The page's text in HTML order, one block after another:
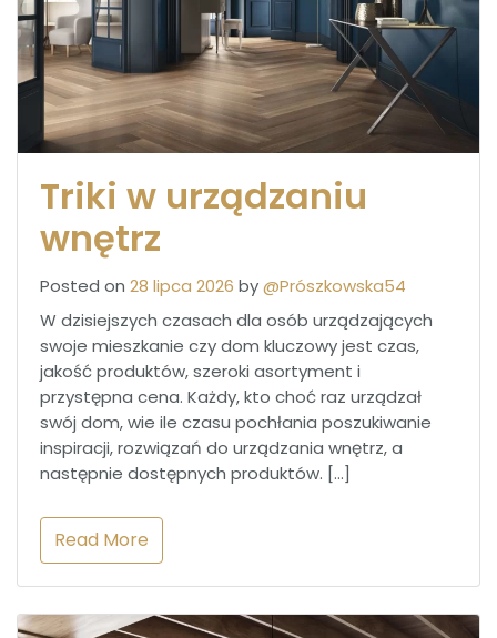
Triki w urządzaniu
wnętrz
Posted on 28 lipca 2026 by@Prószkowska54
W dzisiejszych czasach dla osób urządzających
swoje mieszkanie czy dom kluczowy jest czas,
jakość produktów, szeroki asortyment i
przystępna cena. Każdy, kto choć raz urządzał
swój dom, wie ile czasu pochłania poszukiwanie
inspiracji, rozwiązań do urządzania wnętrz, a
następnie dostępnych produktów. […]
Read More